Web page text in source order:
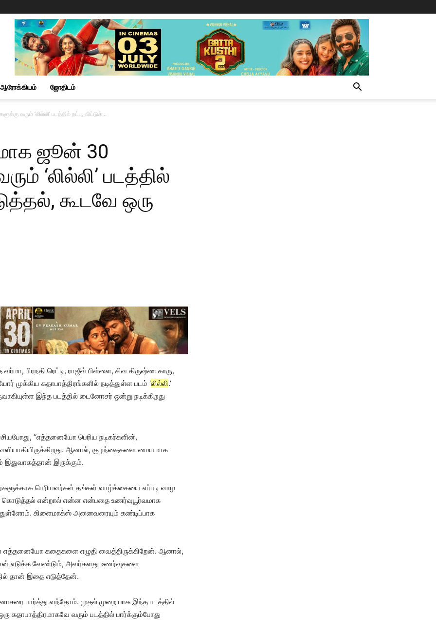
ஆரோக்கியம் ஜோதிடம்
வரும் ‘லில்லி’ படத்தில் நட்பு, விட்டுக்...
ஜூன் 30
‘லில்லி’ படத்தில்
கூடவே ஒரு
பிரநதி ரெட்டி, ராஜீவ் பிள்ளை, சிவ கிருஷ்ண காரு,
முக்கிய கதாபாத்திரங்களில் நடித்துள்ள படம் ‘லில்லி.’
இந்த படத்தில் டைனோசர் ஒன்று நடிக்கிறது
‘‘எத்தனையோ பெரிய நடிகர்களின்,
ஆனால், குழந்தைகளை மையமாக
இதுவாகத்தான் இருக்கும்.
பெரியவர்கள் தங்கள் வாழ்க்கையை எப்படி வாழ
கொடுத்தல் என்றால் என்ன என்பதை உணர்வுபூர்வமாக
கிளைமாக்ஸ் அனைவரையும் கண்டிப்பாக
எத்தனையோ கதைகளை எழுதி வைத்திருக்கிறேன். ஆனால்,
எடுக்க வேண்டும், அவர்களது உணர்வுகளை
தான் இதை எடுத்தேன்.
பார்த்து வந்தோம். முதல் முறையாக இந்த படத்தில்
கதாபாத்திரமாகவே வரும் படத்தில் பார்க்கும்போது